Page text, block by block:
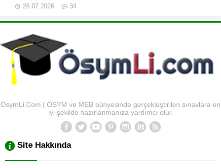
28.07.2026 34
ÖsymLi.Com | ÖSYM ve MEB bünyesinde gerçekleştirilen sınavlara en
iyi şekilde hazırlanmanıza yardımcı olur.
Site Hakkında